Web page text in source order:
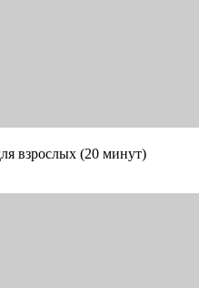
взрослых (20 минут)